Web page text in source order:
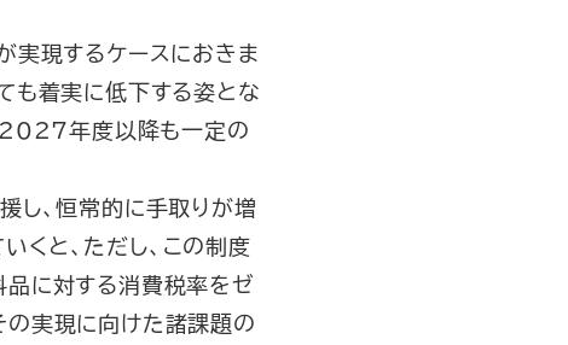
実現するケースにおきま
も着実に低下する姿とな
2027年度以降も一定の
し、恒常的に手取りが増
くと、ただし、この制度
品に対する消費税率をゼ
の実現に向けた諸課題の